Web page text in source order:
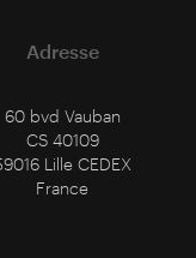
Adresse
60 bvd Vauban
CS 40109
Lille CEDEX
France